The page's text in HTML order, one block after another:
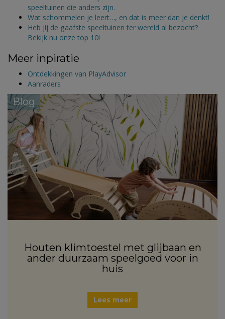
speeltuinen die anders zijn.
Wat schommelen je leert…, en dat is meer dan je denkt!
Heb jij de gaafste speeltuinen ter wereld al bezocht?
Bekijk nu onze top 10!
Meer inpiratie
Ontdekkingen van PlayAdvisor
Aanraders
Blog
Houten klimtoestel met glijbaan en
ander duurzaam speelgoed voor in
huis
Lees meer